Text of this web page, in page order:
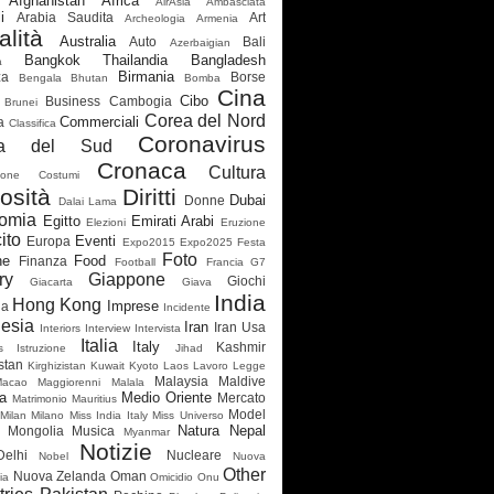
Arabia Saudita Archeologia Armenia Art
Australia Auto Azerbaigian Bali
Bangkok Thailandia Bangladesh
Bengala Bhutan Birmania Bomba Borse
Brunei Business Cambogia Cibo Cina
Classifica Commerciali Corea del Nord
del Sud
Coronavirus
Costumi Cronaca Cultura
Dalai Lama Diritti Donne Dubai
Egitto Elezioni Emirati Arabi Eruzione
Europa Eventi Expo2015 Expo2025 Festa
Finanza Food Football Foto Francia G7
Giacarta Giappone Giava
Giochi
Hong Kong Imprese Incidente India
Interiors Interview Intervista Iran Iran Usa
Istruzione Italia Italy Jihad
Kashmir
Kirghizistan Kuwait Kyoto Laos Lavoro Legge
Maggiorenni Malala Malaysia Maldive
Matrimonio Mauritius Medio Oriente Mercato
Milan Milano Miss India Italy Miss Universo Model
Mongolia
Musica Myanmar Natura Nepal
Nobel Notizie Nucleare
Nuova
Nuova Zelanda Oman Omicidio Onu Other